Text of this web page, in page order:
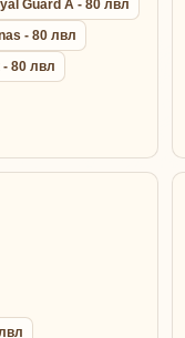
Guard A - 80 лвл
- 80 лвл
80 лвл